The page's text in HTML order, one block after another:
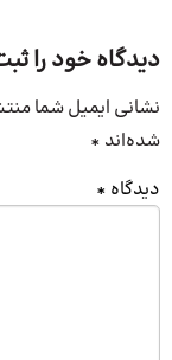
دیدگاه خود را
نشانی ایمیل شما
شده‌اند *
دیدگاه *